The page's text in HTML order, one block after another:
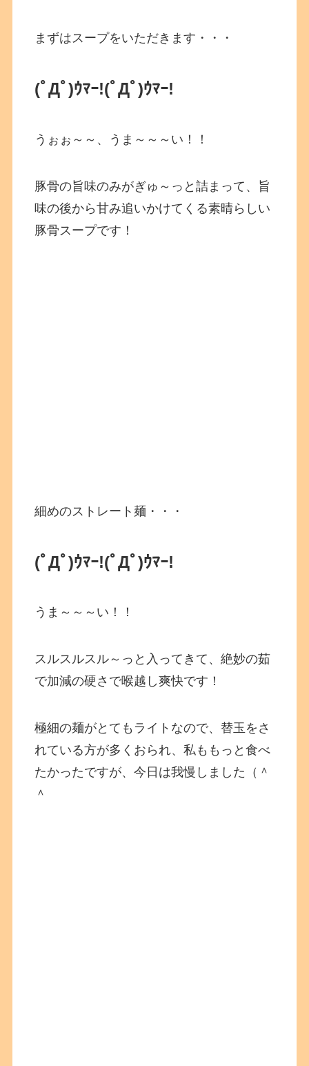
まずはスープをいただきます・・・
(ﾟДﾟ)ｳﾏｰ!(ﾟДﾟ)ｳﾏｰ!
うぉぉ～～、うま～～～い！！
豚骨の旨味のみがぎゅ～っと詰まって、旨
味の後から甘み追いかけてくる素晴らしい
豚骨スープです！
細めのストレート麺・・・
(ﾟДﾟ)ｳﾏｰ!(ﾟДﾟ)ｳﾏｰ!
うま～～～い！！
スルスルスル～っと入ってきて、絶妙の茹
で加減の硬さで喉越し爽快です！
極細の麺がとてもライトなので、替玉をさ
れている方が多くおられ、私ももっと食べ
たかったですが、今日は我慢しました（＾
＾